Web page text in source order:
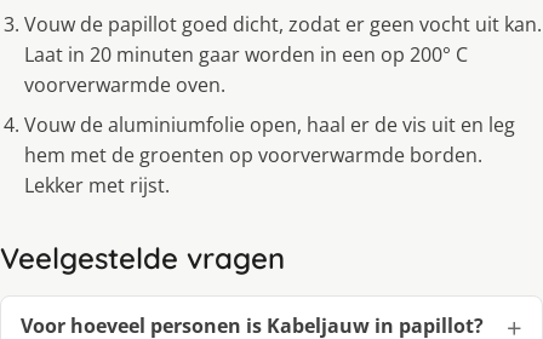
Vouw de papillot goed dicht, zodat er geen vocht uit kan.
Laat in 20 minuten gaar worden in een op 200° C
voorverwarmde oven.
Vouw de aluminiumfolie open, haal er de vis uit en leg
hem met de groenten op voorverwarmde borden.
Lekker met rijst.
Veelgestelde vragen
Voor hoeveel personen is Kabeljauw in papillot?